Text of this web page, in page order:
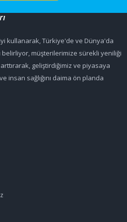
kullanarak, Türkiye'de ve Dünya'da
belirliyor, müşterilerimize sürekli yeniliği
geliştirdiğimiz ve piyasaya
insan sağlığını daima ön planda